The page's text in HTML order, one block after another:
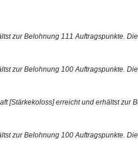
zur Belohnung 111 Auftragspunkte.
zur Belohnung 100 Auftragspunkte.
[Stärkekoloss] erreicht und erhältst zur
zur Belohnung 100 Auftragspunkte.